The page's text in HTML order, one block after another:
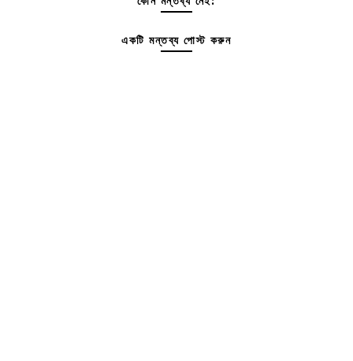
একটি মন্তব্য পোস্ট করুন